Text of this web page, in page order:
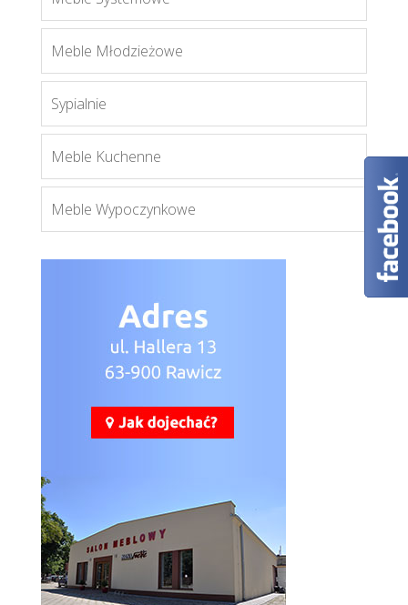
Blanco łóżko 16/17
Meble Młodzieżowe
Sypialnie
Meble Kuchenne
Meble Wypoczynkowe